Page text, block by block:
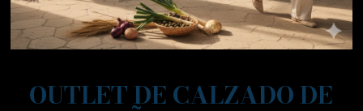
OUTLET DE CALZADO DE